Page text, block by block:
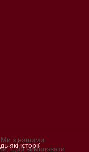
історії
Ми з нашими
щоб вимірювати